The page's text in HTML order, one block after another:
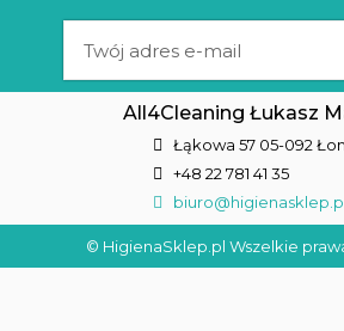
All4Cleaning Łukasz
Łąkowa 57 05-092
+48 22 781 41 35
© HigienaSklep.pl Wszelkie